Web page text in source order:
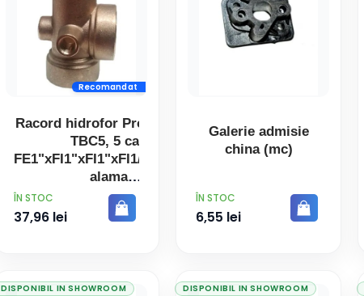
Recomandat
Racord hidrofor ProGARDEN
TBC5, 5 cai,
FE1"xFI1"xFI1"xFI1/4"xFI1/8",
alama
PRET
ÎN STOC
37,96 lei
Galerie admisie
china (mc)
PRET
ÎN STOC
6,55 lei
DISPONIBIL IN SHOWROOM
DISPONIBIL IN SHOWROOM